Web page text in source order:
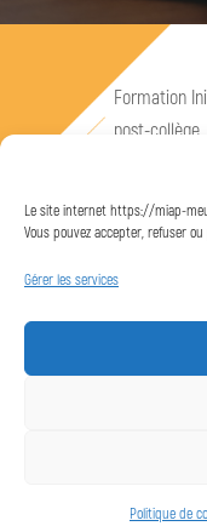
Le site internet https://miap-
Vous pouvez accepter, refuser
Gérer les services
Politique de
Formation
post-
devoir/